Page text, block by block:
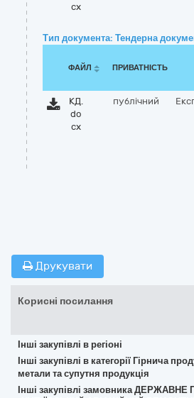
cx
Тип документа: Тендерна
ФАЙЛ ПРИВАТНІСТЬ
КД.
do
cx
публічний
Друкувати
Корисні посилання
Інші закупівлі в регіоні
Інші закупівлі в категорії Гірнича
метали та супутня продукція
Інші закупівлі замовника